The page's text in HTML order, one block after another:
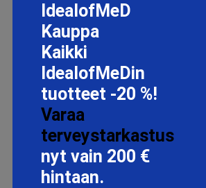
MULTI-TABS MAN
LISÄTIETOJA
IdealofMeD
Kauppa
Kaikki
IdealofMeDin
tuotteet -20 %!
Varaa
terveystarkastus
nyt vain 200 €
hintaan.